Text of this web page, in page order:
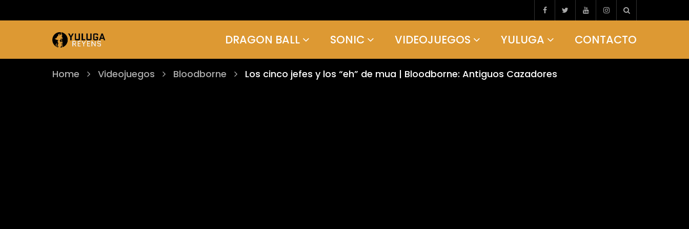
DRAGON BALL SONIC VIDEOJUEGOS YULUGA CONTACTO
Home Videojuegos Bloodborne Los cinco jefes y los “eh” de mua | Bloodborne: Antiguos Cazadores